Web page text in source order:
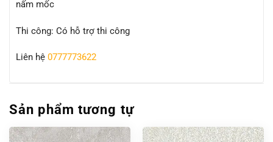
nấm mốc
Thi công: Có hỗ trợ thi công
Liên hệ 0777773622
Sản phẩm tương tự